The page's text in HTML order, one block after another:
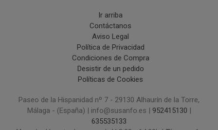
Ir arriba
Contáctanos
Aviso Legal
Política de Privacidad
Condiciones de Compra
Desistir de un pedido
Políticas de Cookies
Paseo de la Hispanidad nº 7 - 29130 Alhaurín de la Torre,
Málaga - (España) | info@susanfo.es | 952415130
635535133